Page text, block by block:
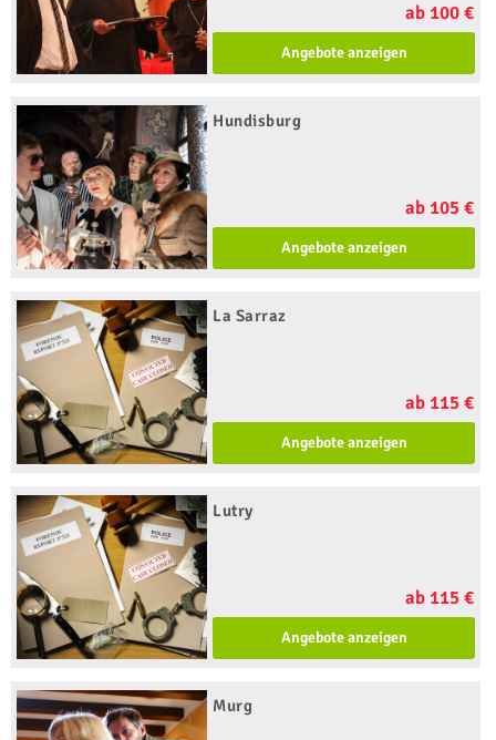
ab 100 €
Angebote anzeigen
Hundisburg
ab 105 €
Angebote anzeigen
La Sarraz
ab 115 €
Angebote anzeigen
Lutry
ab 115 €
Angebote anzeigen
Murg